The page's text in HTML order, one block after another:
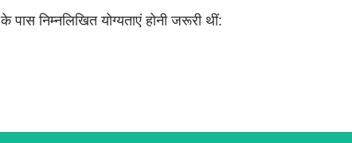
निम्नलिखित योग्यताएं होनी जरूरी थीं: